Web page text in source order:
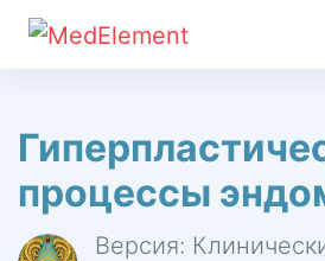
процессы
Версия: